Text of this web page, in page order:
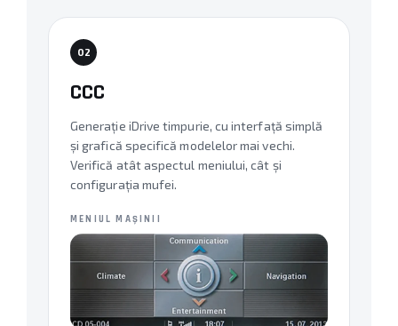
02
CCC
Generație iDrive timpurie, cu interfață simplă
și grafică specifică modelelor mai vechi.
Verifică atât aspectul meniului, cât și
configurația mufei.
MENIUL MAȘINII